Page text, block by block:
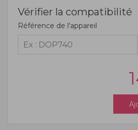
Vérifier la compatibilité
Référence de l'appareil